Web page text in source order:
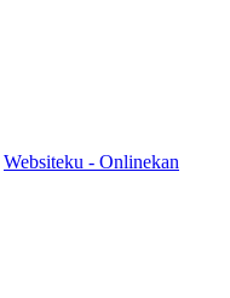
Websiteku - Onlinekan